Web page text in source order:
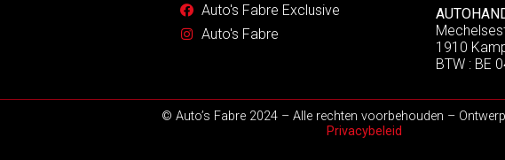
Auto's Fabre Exclusive
Auto's Fabre
1910
BTW : BE
© Auto’s Fabre 2024 – Alle rechten voorbehouden –
Privacybeleid